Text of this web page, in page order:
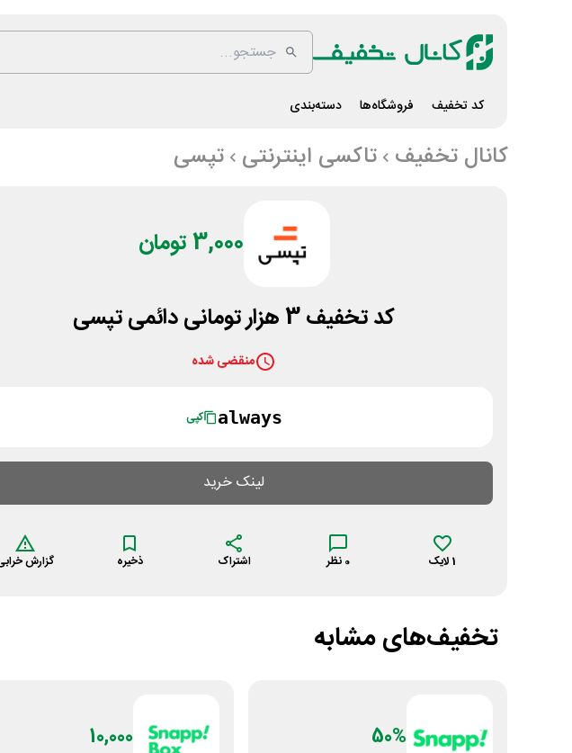
کد تخفیف فروشگاه‌ها دسته‌بندی
کانال تخفیف تاکسی اینترنتی تپسی
3,000 تومان
کد تخفیف 3 هزار تومانی دائمی تپسی
منقضی شده
always کپی
لینک خرید
1 لایک 0 نظر اشتراک ذخیره گزارش
تخفیف‌های مشابه
50%
10,000